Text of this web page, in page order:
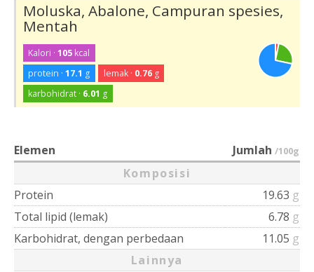
Moluska, Abalone, Campuran spesies,
Mentah
Kalori ·105 kcal
protein ·17.1 g lemak · 0.76g
karbohidrat · 6.01 g
Elemen Jumlah /100g
Komposisi
Protein
19.63 g
Total lipid (lemak)
6.78 g
Karbohidrat, dengan perbedaan
11.05 g
Lainnya